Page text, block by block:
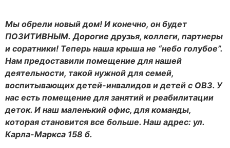
Мы обрели новый дом! И конечно, он будет
ПОЗИТИВНЫМ. Дорогие друзья, коллеги, партнеры
и соратники! Теперь наша крыша не “небо голубое”.
Нам предоставили помещение для нашей
деятельности, такой нужной для семей,
воспитывающих детей-инвалидов и детей с ОВЗ. У
нас есть помещение для занятий и реабилитации
деток. И наш маленький офис, для команды,
которая становится все больше. Наш адрес: ул.
Карла-Маркса 158 б.